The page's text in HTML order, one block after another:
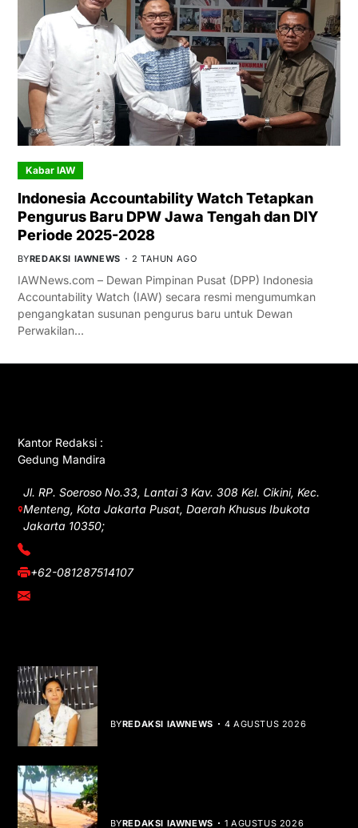
Kabar IAW
Indonesia Accountability Watch Tetapkan
Pengurus Baru DPW Jawa Tengah dan DIY
Periode 2025-2028
BYREDAKSI IAWNEWS 2 TAHUN AGO
IAWNews.com – Dewan Pimpinan Pusat (DPP) Indonesia
Accountability Watch (IAW) secara resmi mengumumkan
pengangkatan susunan pengurus baru untuk Dewan
Perwakilan…
Kantor Redaksi :
Gedung Mandira
Jl. RP. Soeroso No.33, Lantai 3 Kav. 308 Kel. Cikini, Kec.
Menteng, Kota Jakarta Pusat, Daerah Khusus Ibukota
Jakarta 10350;
(021) 3908026
+62-081287514107
adm@iawnews.com
BYREDAKSI IAWNEWS 4 AGUSTUS 2026
BYREDAKSI IAWNEWS 1 AGUSTUS 2026